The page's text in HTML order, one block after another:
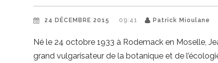
24 DÉCEMBRE 2015 09:41 Patrick Mioulane
Né le 24 octobre 1933 à Rodemack en Moselle,
grand vulgarisateur de la botanique et de